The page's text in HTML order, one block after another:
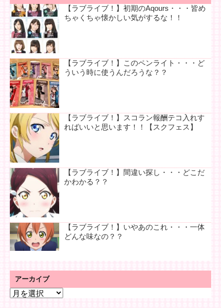
【ラブライブ！】初期のAqours・・・皆め
ちゃくちゃ懐かしい気がするな！！
【ラブライブ！】このペンライト・・・ど
ういう時に使うんだろうな？？
【ラブライブ！】スコラン報酬テコ入れす
ればいいと思います！！【スクフェス】
【ラブライブ！】間違い探し・・・どこだ
かわかる？？
【ラブライブ！】いやあのこれ・・・一体
どんな味なの？？
アーカイブ
ア